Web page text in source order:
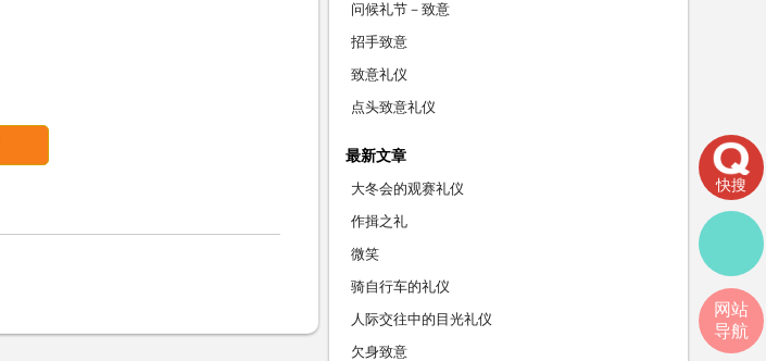
问候礼节－致意
招手致意
致意礼仪
点头致意礼仪
最新文章
大冬会的观赛礼仪
作揖之礼
微笑
骑自行车的礼仪
人际交往中的目光礼仪
欠身致意
快搜
网站
导航